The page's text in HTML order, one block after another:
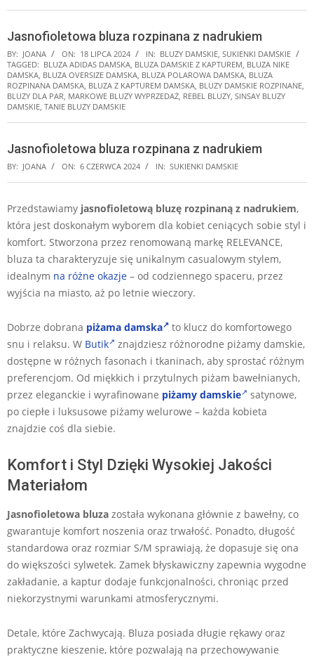
Jasnofioletowa bluza rozpinana z nadrukiem
BY: JOANA ON: 18 LIPCA 2024 IN: BLUZY DAMSKIE SUKIENKI DAMSKIE
TAGGED: BLUZA ADIDAS DAMSKA BLUZA DAMSKIE Z KAPTUREM BLUZA NIKE
DAMSKA BLUZA OVERSIZE DAMSKA BLUZA POLAROWA DAMSKA BLUZA
ROZPINANA DAMSKA BLUZA Z KAPTUREM DAMSKA BLUZY DAMSKIE ROZPINANE
BLUZY DLA PAR MARKOWE BLUZY WYPRZEDAŻ REBEL BLUZY SINSAY BLUZY
DAMSKIE TANIE BLUZY DAMSKIE
Jasnofioletowa bluza rozpinana z nadrukiem
BY: JOANA ON: 6 CZERWCA 2024 IN: SUKIENKI DAMSKIE
Przedstawiamy jasnofioletową bluzę rozpinaną z nadrukiem,
która jest doskonałym wyborem dla kobiet ceniących sobie styl i
komfort. Stworzona przez renomowaną markę RELEVANCE,
bluza ta charakteryzuje się unikalnym casualowym stylem,
idealnym na różne okazje – od codziennego spaceru, przez
wyjścia na miasto, aż po letnie wieczory.
Dobrze dobrana piżama damska
to klucz do komfortowego
snu i relaksu. W Butik
znajdziesz różnorodne piżamy damskie,
dostępne w różnych fasonach i tkaninach, aby sprostać różnym
preferencjom. Od miękkich i przytulnych piżam bawełnianych,
przez eleganckie i wyrafinowane piżamy damskie
satynowe,
po ciepłe i luksusowe piżamy welurowe – każda kobieta
znajdzie coś dla siebie.
Komfort i Styl Dzięki Wysokiej Jakości
Materiałom
Jasnofioletowa bluza została wykonana głównie z bawełny, co
gwarantuje komfort noszenia oraz trwałość. Ponadto, długość
standardowa oraz rozmiar S/M sprawiają, że dopasuje się ona
do większości sylwetek. Zamek błyskawiczny zapewnia wygodne
zakładanie, a kaptur dodaje funkcjonalności, chroniąc przed
niekorzystnymi warunkami atmosferycznymi.
Detale, które Zachwycają. Bluza posiada długie rękawy oraz
praktyczne kieszenie, które pozwalają na przechowywanie